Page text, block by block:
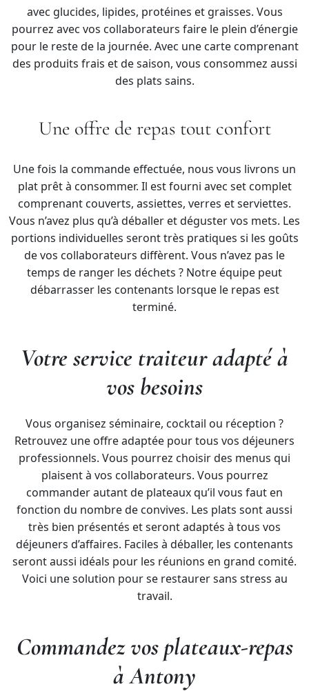
avec glucides, lipides, protéines et graisses. Vous
pourrez avec vos collaborateurs faire le plein d’énergie
pour le reste de la journée. Avec une carte comprenant
des produits frais et de saison, vous consommez aussi
des plats sains.
Une offre de repas tout confort
Une fois la commande effectuée, nous vous livrons un
plat prêt à consommer. Il est fourni avec set complet
comprenant couverts, assiettes, verres et serviettes.
Vous n’avez plus qu’à déballer et déguster vos mets. Les
portions individuelles seront très pratiques si les goûts
de vos collaborateurs diffèrent. Vous n’avez pas le
temps de ranger les déchets ? Notre équipe peut
débarrasser les contenants lorsque le repas est
terminé.
Votre service traiteur adapté à
vos besoins
Vous organisez séminaire, cocktail ou réception ?
Retrouvez une offre adaptée pour tous vos déjeuners
professionnels. Vous pourrez choisir des menus qui
plaisent à vos collaborateurs. Vous pourrez
commander autant de plateaux qu’il vous faut en
fonction du nombre de convives. Les plats sont aussi
très bien présentés et seront adaptés à tous vos
déjeuners d’affaires. Faciles à déballer, les contenants
seront aussi idéals pour les réunions en grand comité.
Voici une solution pour se restaurer sans stress au
travail.
Commandez vos plateaux-repas
à Antony